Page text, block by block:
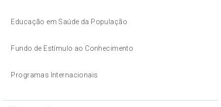
Educação em Saúde da População
Fundo de Estímulo ao Conhecimento
Programas Internacionais